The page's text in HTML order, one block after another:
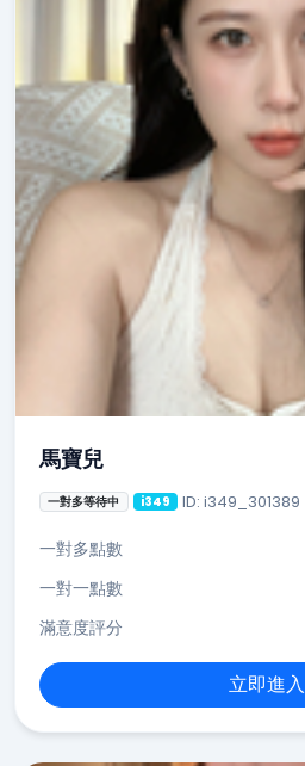
馬寶兒
一對多等待中 i349 ID: i349_301389
一對多點數
一對一點數
滿意度評分
立即進入